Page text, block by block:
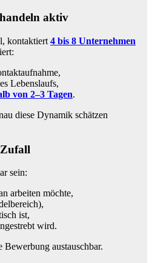
aktiv
kontaktiert 4 bis 8 Unternehmen
Lebenslaufs,
von 2–3 Tagen.
diese Dynamik schätzen
sein:
arbeiten möchte,
ist,
wird.
austauschbar.